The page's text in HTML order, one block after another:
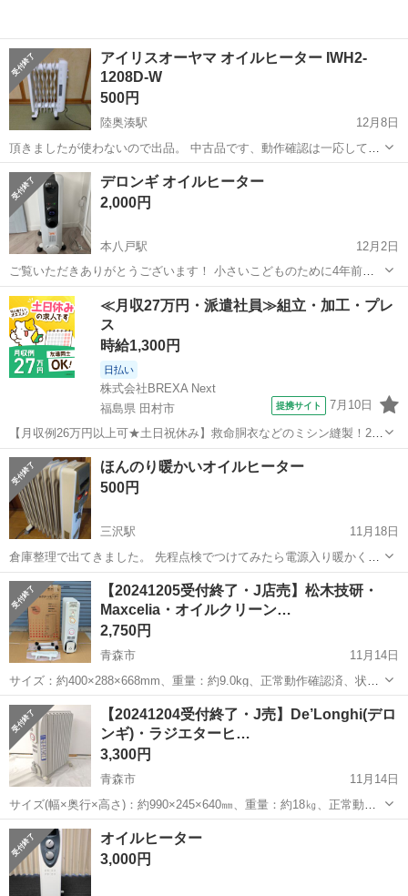
アイリスオーヤマ オイルヒーター IWH2-
1208D-W
500円
陸奥湊駅
12月8日
頂きましたが使わないので出品。 中古品です、動作確認は一応してい
ます！ コンセント収納部のカバーがありません。 本体のみ、説明書等
付属しません。 綺麗にしてお渡ししますが、多少の汚れがあります。
ご承知いただける方...
青森 八戸市 陸奥湊駅 季節、空調家電
デロンギ オイルヒーター
2,000円
本八戸駅
12月2日
ご覧いただきありがとうございます！ 小さいこどものために4年前に
購入しました。 エアコンのない8畳のお部屋に使用していましたが、
ほのかな暖かさが保たれて良かったです。こどもが大きくなったため
出品しました。 動作確認済。少し...
青森 八戸市 本八戸駅 季節、空調家電 デロンギ
≪月収27万円・派遣社員≫組立・加工・プレ
ス
時給1,300円
日払い
株式会社BREXA Next
福島県 田村市
提携サイト 7月10日
【月収例26万円以上可★土日祝休み】救命胴衣などのミシン縫製！20
代～50代の男女大活躍中★日払い制度あり！マイカー通勤OK＆無料駐
車場完備！食堂利用可★交通費支給◎《福島県田村市》 人気の工場の
お仕事 ◇救命胴衣などのミ...
福島 田村市 その他
ほんのり暖かいオイルヒーター
500円
三沢駅
11月18日
倉庫整理で出てきました。 先程点検でつけてみたら電源入り暖かくな
りました。 軽く掃除してお譲りします。 ノークレームノーリターン
でお願いします。
青森 三沢市 季節、空調家電 譲り
【20241205受付終了・J店売】松木技研・
Maxcelia・オイルクリーン…
2,750円
青森市
11月14日
サイズ：約400×288×668mm、重量：約9.0kg、正常動作確認済、状態
ランク：B ※お問い合わせやご来店予定の際は投稿者プロフィールも
ご確認ください。 【状態ランク説明】 S：購入から時間が経っていな
い...
青森 青森市 季節、空調家電 状態
【20241204受付終了・J売】De’Longhi(デロ
ンギ)・ラジエターヒ…
3,300円
青森市
11月14日
サイズ(幅×奥行×高さ)：約990×245×640㎜、重量：約18㎏、正常動作
確認済、状態ランク：B 商品は画像に写っているものが全てです。ヒ
ーター本体に目立つキズやヨゴレはありません。その他状態は画像を
ご確認ください。 ...
青森 青森市 季節、空調家電
オイルヒーター
3,000円